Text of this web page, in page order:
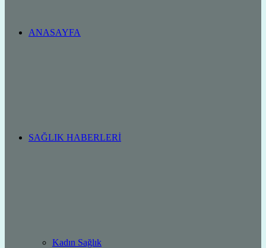
ANASAYFA
SAĞLIK HABERLERI
Kadın Sağlık